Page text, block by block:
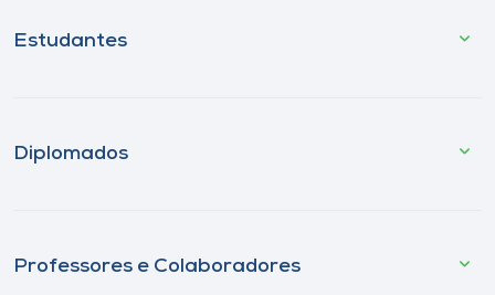
Estudantes
Diplomados
Professores e Colaboradores